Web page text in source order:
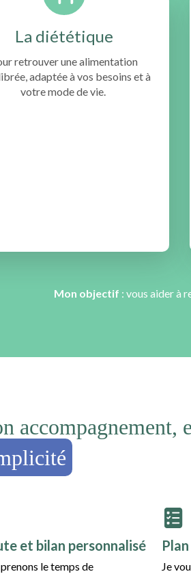
La diététique
retrouver une alimentation
adaptée à vos besoins et à
votre mode de vie.
Mon objectif : vous aider à
accompagnement,
et bilan personnalisé
le temps de
Je